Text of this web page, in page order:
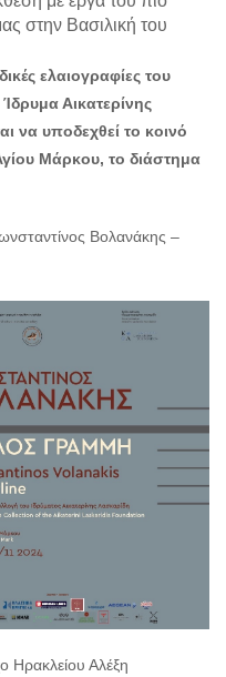
στην Βασιλική του
ελαιογραφίες του
Αικατερίνης
να υποδεχθεί το κοινό
Μάρκου, το διάστημα
Βολανάκης –
Ηρακλείου Αλέξη